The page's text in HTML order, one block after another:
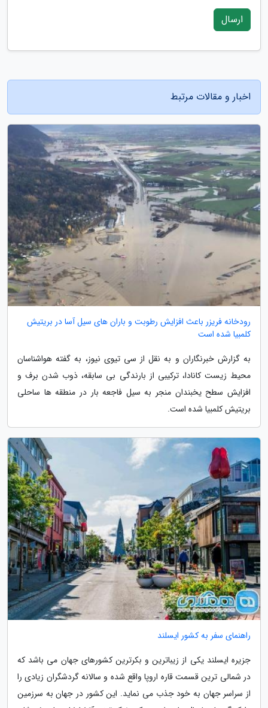
ارسال
اخبار و مقالات مرتبط
رودخانه فریزر باعث افزایش رطوبت و باران های سیل آسا در بریتیش
کلمبیا شده است
به گزارش خبرنگاران و به نقل از سی تیوی نیوز، به گفته هواشناسان
محیط زیست کانادا، ترکیبی از بارندگی بی سابقه، ذوب شدن برف و
افزایش سطح یخبندان منجر به سیل فاجعه بار در منطقه ها ساحلی
بریتیش کلمبیا شده است.
راهنمای سفر به کشور ایسلند
جزیره ایسلند یکی از زیباترین و بکرترین کشورهای جهان می باشد که
در شمالی ترین قسمت قاره اروپا واقع شده و سالانه گردشگران زیادی را
از سراسر جهان به خود جذب می نماید. این کشور در جهان به سرزمین